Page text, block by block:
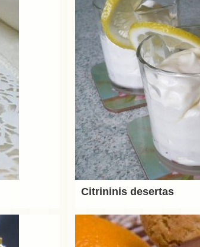
Citrininis desertas